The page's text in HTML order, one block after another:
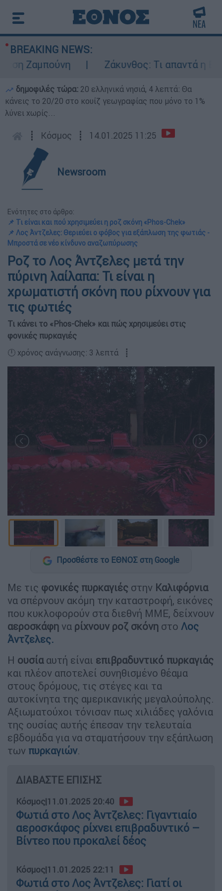
BREAKING NEWS:
Ζαμπούνη
Ζάκυνθος: Τι απαντά η ΕΛΑΣ
δημοφιλές τώρα: 20 ελληνικά νησιά, 4 λεπτά: Θα
κάνεις το 20/20 στο κουίζ γεωγραφίας που μόνο το 1%
λύνει χωρίς...
┋ Κόσμος ┋ 14.01.2025 11:25
Newsroom
Ενότητες στο άρθρο:
📌 Τι είναι και πού χρησιμεύει η ροζ σκόνη «Phos-Chek»
📌 Λος Άντζελες: Θεριεύει ο φόβος για εξάπλωση της φωτιάς -
Μπροστά σε νέο κίνδυνο αναζωπύρωσης
Ροζ το Λος Άντζελες μετά την
πύρινη λαίλαπα: Τι είναι η
χρωματιστή σκόνη που ρίχνουν για
τις φωτιές
Τι κάνει το «Phos-Chek» και πώς χρησιμεύει στις
φονικές πυρκαγιές
🕛 χρόνος ανάγνωσης: 3 λεπτά ┋
Προσθέστε το ΕΘΝΟΣ στη Google
Με τις φονικές πυρκαγιές στην Καλιφόρνια
να σπέρνουν ακόμη την καταστροφή, εικόνες
που κυκλοφορούν στα διεθνή ΜΜΕ, δείχνουν
αεροσκάφη να ρίχνουν ροζ σκόνη στο Λος
Άντζελες.
Η ουσίααυτή είναι επιβραδυντικό πυρκαγιάς
και πλέον αποτελεί συνηθισμένο θέαμα
στους δρόμους, τις στέγες και τα
αυτοκίνητα της αμερικανικής μεγαλούπολης.
Αξιωματούχοι τόνισαν πως χιλιάδες γαλόνια
της ουσίας αυτής έπεσαν την τελευταία
εβδομάδα για να σταματήσουν την εξάπλωση
των πυρκαγιών.
ΔΙΑΒΑΣΤΕ ΕΠΙΣΗΣ
Κόσμος|11.01.2025 20:40
Φωτιά στο Λος Άντζελες: Γιγαντιαίο
αεροσκάφος ρίχνει επιβραδυντικό –
Βίντεο που προκαλεί δέος
Κόσμος|11.01.2025 22:11
Φωτιά στο Λος Άντζελες: Γιατί οι